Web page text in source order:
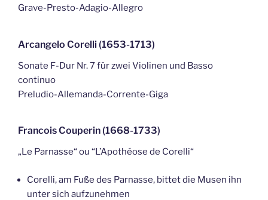
Grave-Presto-Adagio-Allegro
Arcangelo Corelli (1653-1713)
Sonate F-Dur Nr. 7 für zwei Violinen und Basso
continuo
Preludio-Allemanda-Corrente-Giga
Francois Couperin (1668-1733)
„Le Parnasse“ ou “L’Apothéose de Corelli“
Corelli, am Fuße des Parnasse, bittet die Musen ihn
unter sich aufzunehmen